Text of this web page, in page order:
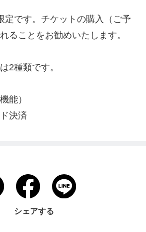
定です。チケットの購入（ご予
ることをお勧めいたします。
2種類です。
能）
決済
シェアする